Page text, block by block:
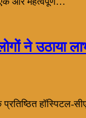
ने उठाया